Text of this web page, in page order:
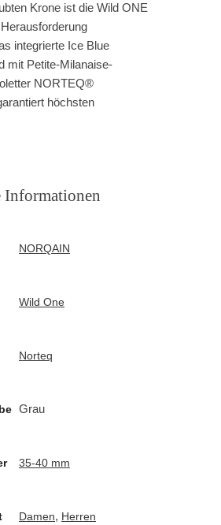
Krone ist die Wild ONE
integrierte Ice Blue
mit Petite-Milanaise-
NORTEQ®
höchsten
Informationen
NORQAIN
Wild One
Norteq
Grau
35-40 mm
Damen, Herren